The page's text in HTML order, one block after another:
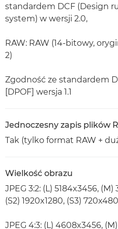
standardem DCF (Design
system) w wersji 2.0,
RAW: RAW (14-bitowy,
2)
Zgodność ze standardem
[DPOF] wersja 1.1
Jednoczesny zapis plików
Tak (tylko format RAW +
Wielkość obrazu
JPEG 3:2: (L) 5184x3456, (M)
(S2) 1920x1280, (S3) 720x480
JPEG 4:3: (L) 4608x3456,